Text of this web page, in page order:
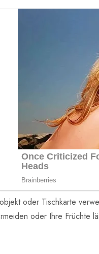
oder Tischkarte
oder Ihre Früchte